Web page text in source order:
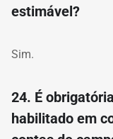
estimável?
Sim.
24. É
habilitado em